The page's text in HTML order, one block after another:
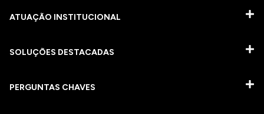
ATUAÇÃO INSTITUCIONAL
SOLUÇÕES DESTACADAS
PERGUNTAS CHAVES​